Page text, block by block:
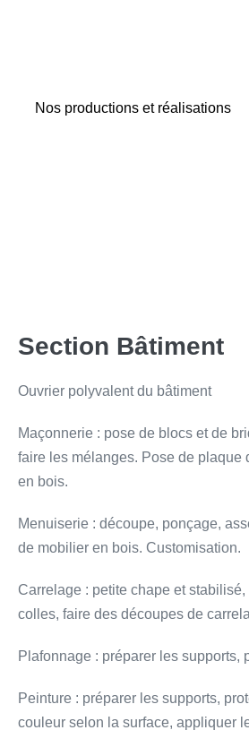
Nos productions et réalisations
Section Bâtiment
Ouvrier polyvalent du bâtiment
Maçonnerie : pose de blocs et de
faire les mélanges. Pose de
en bois.
Menuiserie : découpe, ponçage,
de mobilier en bois. Customisation.
Carrelage : petite chape et
colles, faire des découpes de
Plafonnage : préparer les supports,
Peinture : préparer les supports,
couleur selon la surface, appliquer